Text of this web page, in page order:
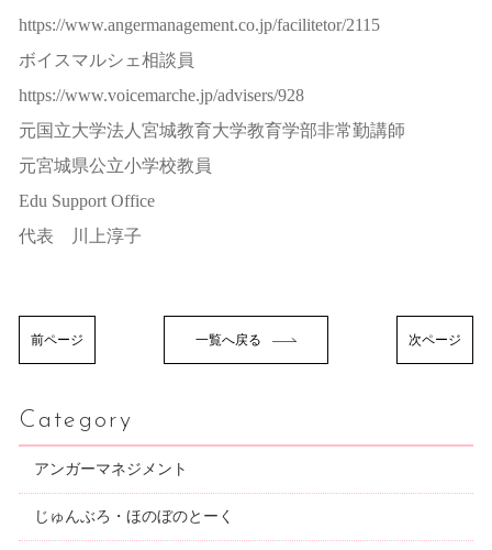
https://www.angermanagement.co.jp/facilitetor/2115
ボイスマルシェ相談員
https://www.voicemarche.jp/advisers/928
元国立大学法人宮城教育大学教育学部非常勤講師
元宮城県公立小学校教員
Edu Support Office
代表 川上淳子
前ページ 一覧へ戻る 次ページ
Category
アンガーマネジメント
じゅんぶろ・ほのぼのとーく